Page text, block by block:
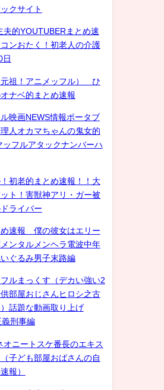
クサイト
夫的YOUTUBERまとめ速
ンおたく！初老人の介護
日
元祖！アニメッフル） ひ
ナベ的まとめ速報
映画NEWS情報ポータブ
人オカマちゃんの鬼女的
ッフルアタックナンバーハ
初老的まとめ速報！！大
ト！害獣神アリ・ガー被
ライバー
め速報 僕の彼女はエリー
ンタルメンヘラ電波中年
ぐるみ男子末路編
ルまっくす（デカい強い2
部屋おじさんヒロシ之古
話題な動画取り上げ
義刑事編
オニートスケ番長のエキス
子ども部屋おばさんの自
報）